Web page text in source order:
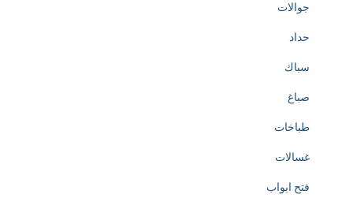
جوالات
حداد
سباك
صباغ
طباخات
غسالات
فتح ابواب